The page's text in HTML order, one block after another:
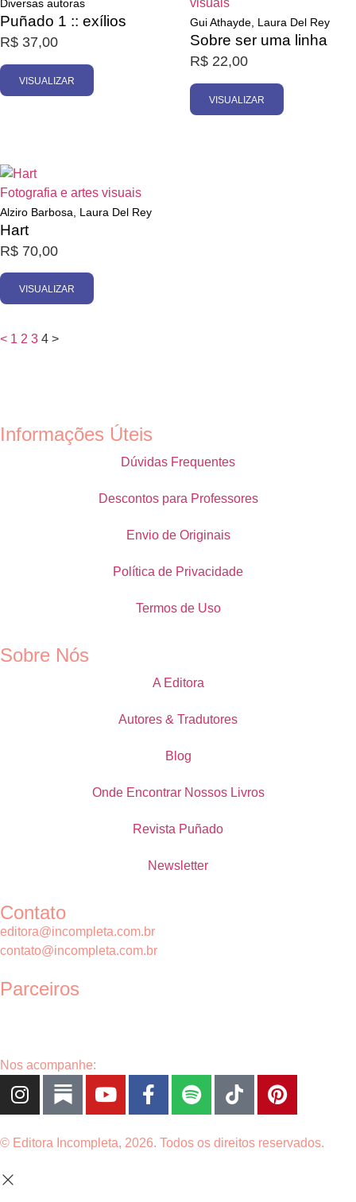
Diversas autoras
Puñado 1 :: exílios
R$ 37,00
VISUALIZAR
visuais
Gui Athayde, Laura Del Rey
Sobre ser uma linha
R$ 22,00
VISUALIZAR
Fotografia e artes visuais
Alziro Barbosa, Laura Del Rey
Hart
R$ 70,00
VISUALIZAR
< 1 2 3 4 >
Informações Úteis
Dúvidas Frequentes
Descontos para Professores
Envio de Originais
Política de Privacidade
Termos de Uso
Sobre Nós
A Editora
Autores & Tradutores
Blog
Onde Encontrar Nossos Livros
Revista Puñado
Newsletter
Contato
editora@incompleta.com.br
contato@incompleta.com.br
Parceiros
Nos acompanhe:
© Editora Incompleta, 2026. Todos os direitos reservados.